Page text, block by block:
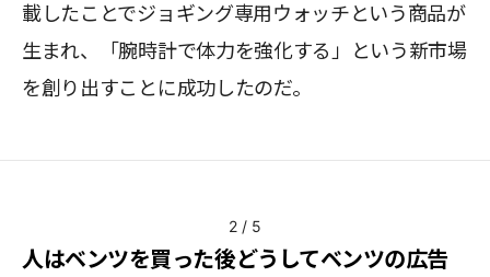
載したことでジョギング専用ウォッチという商品が
生まれ、「腕時計で体力を強化する」という新市場
を創り出すことに成功したのだ。
2 / 5
人はベンツを買った後どうしてベンツの広告